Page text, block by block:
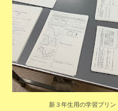
新３年生用の学習プリン